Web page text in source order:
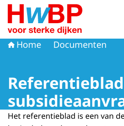
Naar de homepage van
Home Documenten
Referentieblad
Het referentieblad is een van